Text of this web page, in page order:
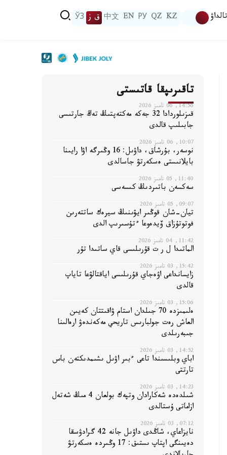
تالداۋ KZ
QZ
РУ
EN
中文 ق ز ЎЗ
تاقىرىپقا قاتىستى
14:56, 06 تامىز 2026
قىزىلوردادا 32 جەكە مەكتەپتىڭ تەڭ جارتىسى
جابىلىپ قالدى
10:07, 06 تامىز 2026
نوسەر، بۇرشاق، داۋىل: 16 وڭىرگە اۋا رايىنا
بايلانىستى ەسكەرتۋ جاسالدى
11:40, 05 تامىز 2026
سەكسەن باتىردىڭ كىسەسى
09:07, 05 تامىز 2026
تيان-شان قوڭىر ايۋىنىڭ سيرەك ساتتەرىن
فوتوتۇزاق ۆيدەوعا ءتۇسىرىپ الدى
11:42, 04 تامىز 2026
الماتىدا ل ر ت قۇرىلىسى قاي ساتىدا تۇر
15:42, 03 تامىز 2026
زايسانداعى اۋەجاي قۇرىلىسى اياقتالۋعا تاياپ
قالدى
15:06, 03 تامىز 2026
ەلىمىزدە 70 جىلدان استام ۋاقىتتان كەيىن
العاش رەت جولبارىس تاريحي مەكەندەۋ ارەالىنا
جىبەرىلدى
14:52, 03 تامىز 2026
اباي وبلىسىندا تاعى ءبىر اۋىل ىشىمدىكتەن باس
تارتتى
14:23, 03 تامىز 2026
شىلدەدە شەكارادان وتپەك بولعان 4 مىڭ شەتەل
ازاماتى ۇستالدى
07:12, 03 تامىز 2026
نايزاعاي، شاڭدى داۋىل جانە 42 گرادۋسقا
دەيىنگى اپتاپ ىستىق: 17 وڭىردە ەسكەرتۋ